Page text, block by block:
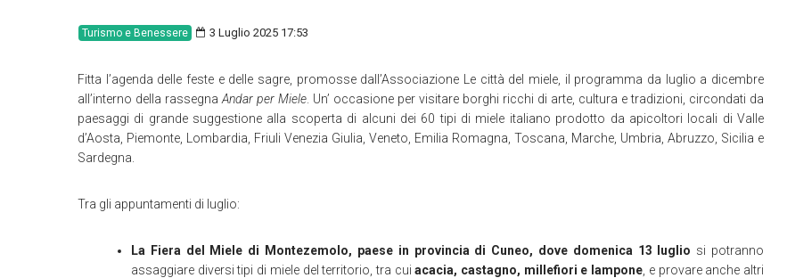
Turismo e Benessere 3 Luglio 2025 17:53
Fitta l’agenda delle feste e delle sagre, promosse dall’Associazione Le città del miele, il programma da luglio a dicembre
all’interno della rassegna Andar per Miele . Un’ occasione per visitare borghi ricchi di arte, cultura e tradizioni, circondati da
paesaggi di grande suggestione alla scoperta di alcuni dei 60 tipi di miele italiano prodotto da apicoltori locali di Valle
d’Aosta, Piemonte, Lombardia, Friuli Venezia Giulia, Veneto, Emilia Romagna, Toscana, Marche, Umbria, Abruzzo, Sicilia e
Sardegna.
Tra gli appuntamenti di luglio:
La Fiera del Miele di Montezemolo, paese in provincia di Cuneo, dove domenica 13 luglio si potranno
assaggiare diversi tipi di miele del territorio, tra cuiacacia, castagno, millefiori e lampone , e provare anche altri